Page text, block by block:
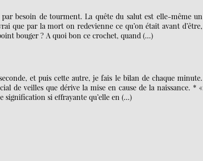
besoin de tourment. La quête du salut est elle-même un
que par la mort on redevienne ce qu’on était avant d’être,
bouger ? A quoi bon ce crochet, quand (…)
et puis cette autre, je fais le bilan de chaque minute.
de veilles que dérive la mise en cause de la naissance. * «
signification si effrayante qu’elle en (…)